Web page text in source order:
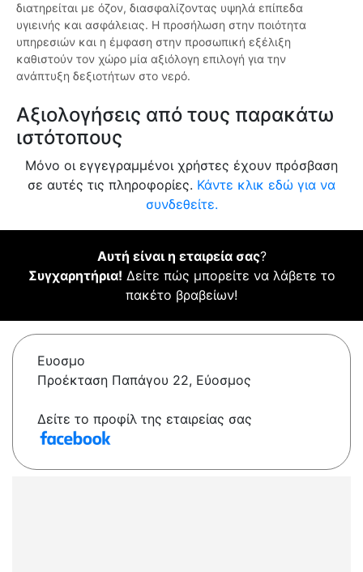
διατηρείται με όζον, διασφαλίζοντας υψηλά επίπεδα
υγιεινής και ασφάλειας. Η προσήλωση στην ποιότητα
υπηρεσιών και η έμφαση στην προσωπική εξέλιξη
καθιστούν τον χώρο μία αξιόλογη επιλογή για την
ανάπτυξη δεξιοτήτων στο νερό.
Αξιολογήσεις από τους παρακάτω
ιστότοπους
Μόνο οι εγγεγραμμένοι χρήστες έχουν πρόσβαση
σε αυτές τις πληροφορίες. Κάντε κλικ εδώ για να
συνδεθείτε.
Αυτή είναι η εταιρεία σας?
Συγχαρητήρια! Δείτε πώς μπορείτε να λάβετε το
πακέτο βραβείων!
Ευοσμο
Προέκταση Παπάγου 22, Εύοσμος
Δείτε το προφίλ της εταιρείας σας